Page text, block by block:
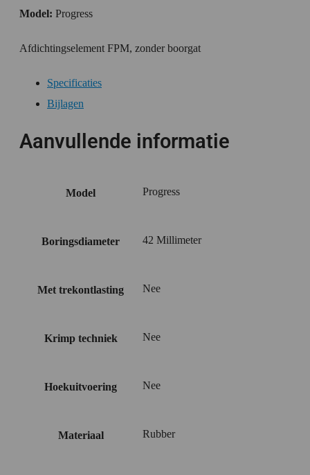
Model: Progress
Afdichtingselement FPM, zonder boorgat
Specificaties
Bijlagen
Aanvullende informatie
Model Progress
Boringsdiameter 42 Millimeter
Met trekontlasting Nee
Krimp techniek Nee
Hoekuitvoering Nee
Materiaal Rubber